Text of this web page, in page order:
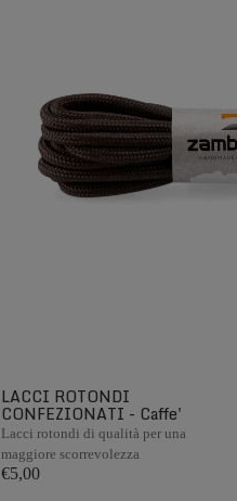
LACCI ROTONDI
CONFEZIONATI - Caffe'
Lacci rotondi di qualità per una
maggiore scorrevolezza
€5,00